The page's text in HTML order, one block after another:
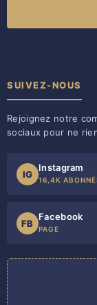
SUIVEZ-NOUS
Rejoignez notre
sociaux pour ne
IG
Instagram
16,4K
FB
Facebook
PAGE